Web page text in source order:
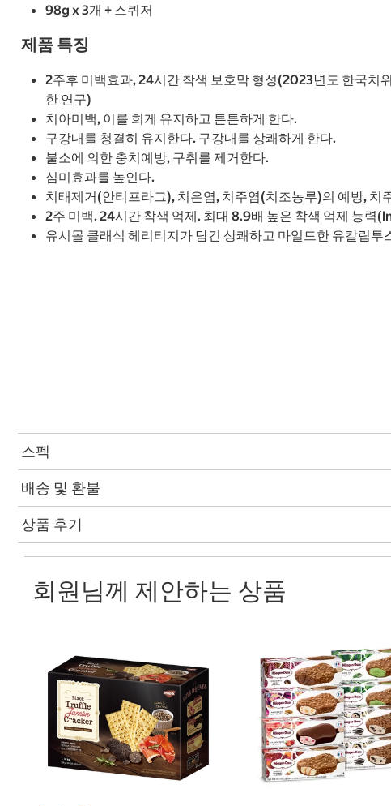
98g x 3개 + 스퀴저
제품 특징
2주후 미백효과, 24시간 착색 보호막 형성(2023년도 한국치
한 연구)
치아미백, 이를 희게 유지하고 튼튼하게 한다.
구강내를 청결히 유지한다. 구강내를 상쾌하게 한다.
불소에 의한 충치예방, 구취를 제거한다.
심미효과를 높인다.
치태제거(안티프라그), 치은염, 치주염(치조농루)의 예방, 치
2주 미백. 24시간 착색 억제. 최대 8.9배 높은 착색 억제 능력
유시몰 클래식 헤리티지가 담긴 상쾌하고 마일드한 유칼립투
스펙
배송 및 환불
상품 후기
회원님께 제안하는 상품